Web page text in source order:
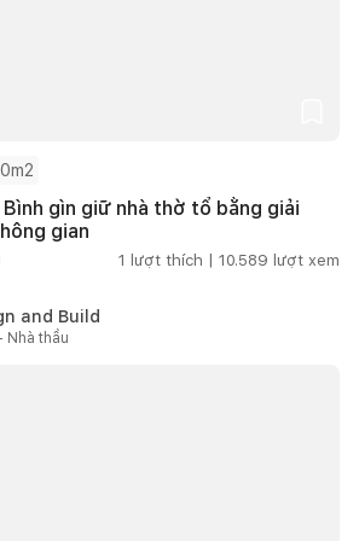
gìn giữ nhà thờ tổ bằng giải
gian
1 lượt thích | 10.589 lượt xem
and Build
Nhà thầu